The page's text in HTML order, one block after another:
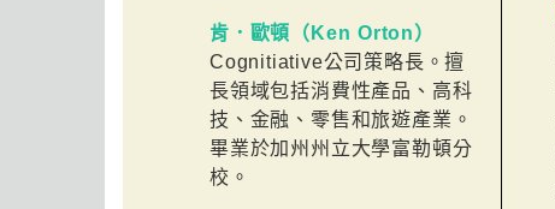
肯．歐頓（Ken Orton）
Cognitiative公司策略長。擅
長領域包括消費性產品、高科
技、金融、零售和旅遊產業。
畢業於加州州立大學富勒頓分
校。